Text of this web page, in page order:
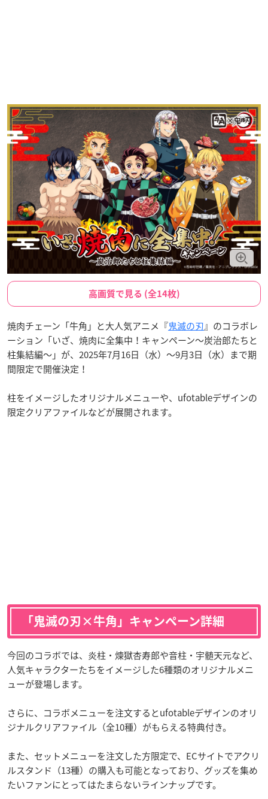
高画質で見る (全14枚)
焼肉チェーン「牛角」と大人気アニメ『鬼滅の刃』のコラボレ
ーション「いざ、焼肉に全集中！キャンペーン〜炭治郎たちと
柱集結編〜」が、2025年7月16日（水）〜9月3日（水）まで期
間限定で開催決定！
柱をイメージしたオリジナルメニューや、ufotableデザインの
限定クリアファイルなどが展開されます。
「鬼滅の刃×牛角」キャンペーン詳細
今回のコラボでは、炎柱・煉獄杏寿郎や音柱・宇髄天元など、
人気キャラクターたちをイメージした6種類のオリジナルメニ
ューが登場します。
さらに、コラボメニューを注文するとufotableデザインのオリ
ジナルクリアファイル（全10種）がもらえる特典付き。
また、セットメニューを注文した方限定で、ECサイトでアクリ
ルスタンド（13種）の購入も可能となっており、グッズを集め
たいファンにとってはたまらないラインナップです。